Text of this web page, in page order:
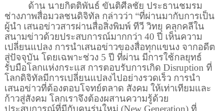
ด้าน นายกิตติพันธ์ ขันติศีลชัย ประธานชมรม
ช่างภาพสื่อมวลชนดิจิทัล กล่าวว่า “ที่ผ่านมากับการเป็น
ผู้นำ เสนอข่าวสารผ่านสื่อสิ่งพิมพ์ ทีวี วิทยุ คลุกคลีใน
สนามข่าวด้วยประสบการณ์มากกว่า 40 ปี เห็นความ
เปลี่ยนแปลง การนำเสนอข่าวของสื่อทุกแขนง จากอดีต
สู่ปัจจุบัน โดยเฉพาะช่วง 5 ปี ที่ผ่าน มีการใช้กลยุทธ์
รับมือโลกแห่งกระแส การตอบรับการเกิด Disruption ที่
โลกดิจิทัลมีการเปลี่ยนแปลงไปอย่างรวดเร็ว การนำ
เสนอข่าวที่ต้องตอบโจทย์ตลาด สังคม ให้เท่าเทียมและ
ก้าวสู่สังคม โลกเราจึงต้องผสานความรู้ด้วย